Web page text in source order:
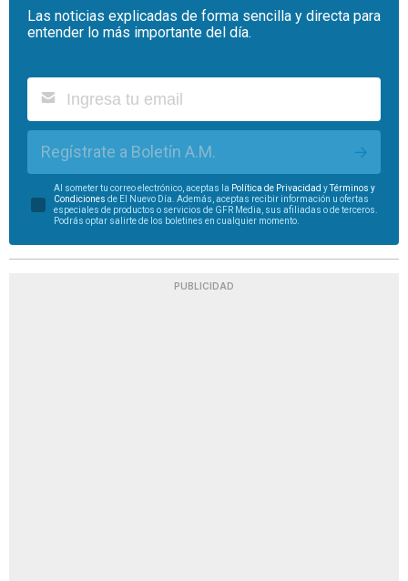
Las noticias explicadas de forma sencilla y directa para
entender lo más importante del día.
Regístrate a Boletín A.M.
Al someter tu correo electrónico, aceptas la Política de Privacidad yTérminos y
Condiciones de El Nuevo Día. Además, aceptas recibir información u ofertas
especiales de productos o servicios de GFR Media, sus afiliadas o de terceros.
Podrás optar salirte de los boletines en cualquier momento.
PUBLICIDAD